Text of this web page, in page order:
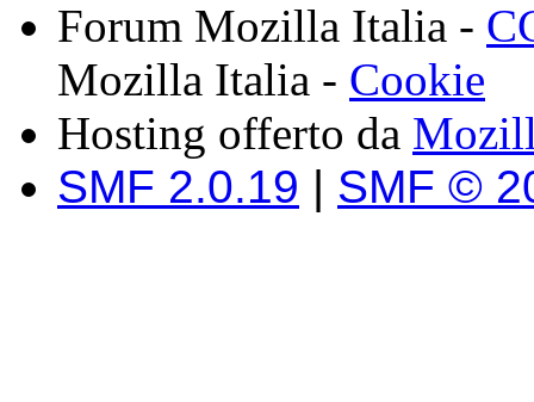
Forum Mozilla Italia -
Mozilla Italia - Cookie
Hosting offerto da
SMF 2.0.19 | SMF ©